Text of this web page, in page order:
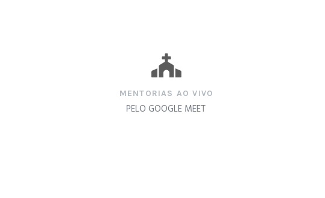
MENTORIAS AO VIVO
PELO GOOGLE MEET